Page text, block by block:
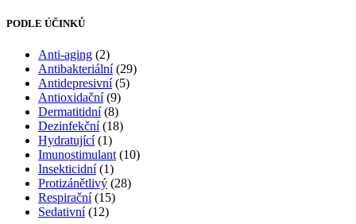
PODLE ÚČINKŮ
Anti-aging (2)
Antibakteriální (29)
Antidepresivní (5)
Antioxidační (9)
Dermatitidní (8)
Dezinfekční (18)
Hydratující (1)
Imunostimulant (10)
Insekticidní (1)
Protizánětlivý (28)
Respirační (15)
Sedativní (12)